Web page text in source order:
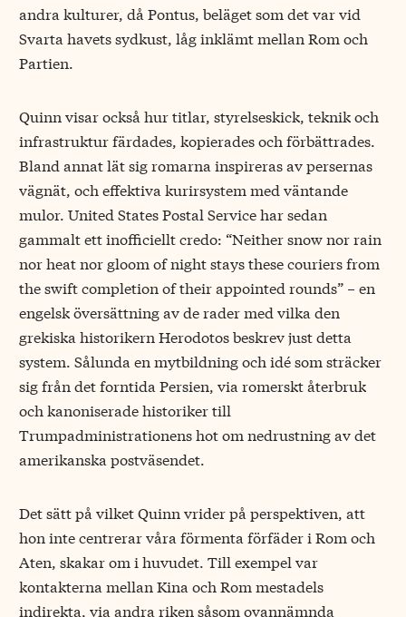
andra kulturer, då Pontus, beläget som det var vid
Svarta havets sydkust, låg inklämt mellan Rom och
Partien.
Quinn visar också hur titlar, styrelseskick, teknik och
infrastruktur färdades, kopierades och förbättrades.
Bland annat lät sig romarna inspireras av persernas
vägnät, och effektiva kurirsystem med väntande
mulor. United States Postal Service har sedan
gammalt ett inofficiellt credo: “Neither snow nor rain
nor heat nor gloom of night stays these couriers from
the swift completion of their appointed rounds” − en
engelsk översättning av de rader med vilka den
grekiska historikern Herodotos beskrev just detta
system. Sålunda en mytbildning och idé som sträcker
sig från det forntida Persien, via romerskt återbruk
och kanoniserade historiker till
Trumpadministrationens hot om nedrustning av det
amerikanska postväsendet.
Det sätt på vilket Quinn vrider på perspektiven, att
hon inte centrerar våra förmenta förfäder i Rom och
Aten, skakar om i huvudet. Till exempel var
kontakterna mellan Kina och Rom mestadels
indirekta, via andra riken såsom ovannämnda